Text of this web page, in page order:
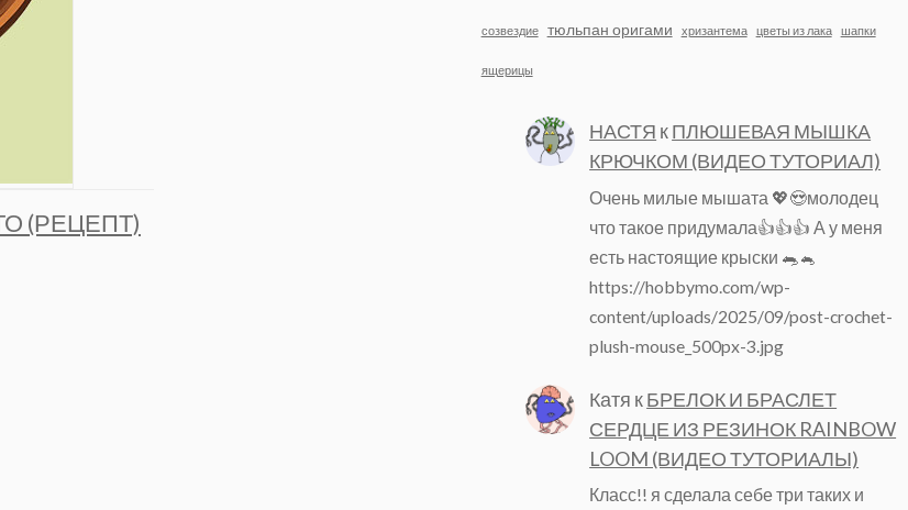
(РЕЦЕПТ)
созвездие тюльпан оригами хризантема цветы из лака шапки
ящерицы
НАСТЯ кПЛЮШЕВАЯ МЫШКА
КРЮЧКОМ (ВИДЕО ТУТОРИАЛ)
Очень милые мышата 💖😍молодец
что такое придумала👍👍👍 А у меня
есть настоящие крыски 🐀🐁
https://hobbymo.com/wp-
content/uploads/2025/09/post-crochet-
plush-mouse_500px-3.jpg
Катя кБРЕЛОК И БРАСЛЕТ
СЕРДЦЕ ИЗ РЕЗИНОК RAINBOW
LOOM (ВИДЕО ТУТОРИАЛЫ)
Класс!! я сделала себе три таких и